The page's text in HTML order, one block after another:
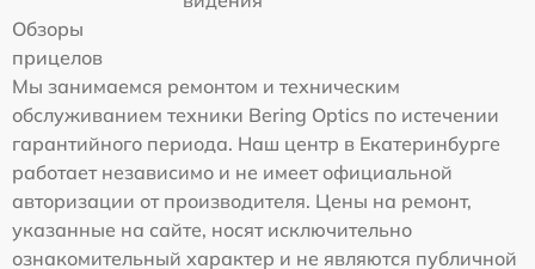
Обзоры
прицелов
Мы занимаемся ремонтом и техническим
обслуживанием техники Bering Optics по истечении
гарантийного периода. Наш центр в Екатеринбурге
работает независимо и не имеет официальной
авторизации от производителя. Цены на ремонт,
указанные на сайте, носят исключительно
ознакомительный характер и не являются публичной